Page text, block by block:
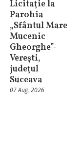
Licitaţie la
Parohia
„Sfântul Mare
Mucenic
Gheorghe”-
Verești,
judeţul
Suceava
07 Aug, 2026